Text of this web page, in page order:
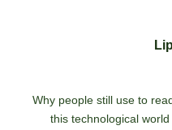
Why people still use to
this technological